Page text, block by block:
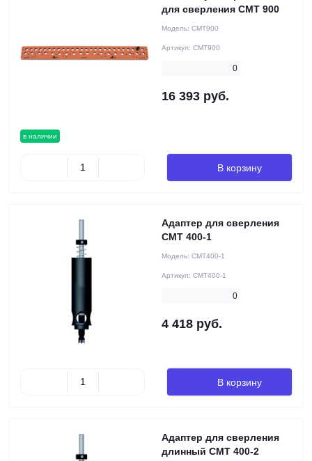
в наличии
для сверления CMT 900
Модель: CMT900
Артикул: CMT900
0
16 393 руб.
В корзину
Адаптер для сверления
CMT 400-1
Модель: CMT400-1
Артикул: CMT400-1
0
4 418 руб.
В корзину
Адаптер для сверления
длинный CMT 400-2